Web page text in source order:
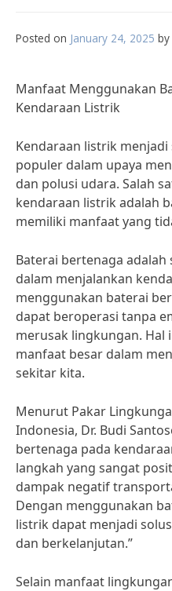
Posted on January 24, 2025 by
Manfaat Menggunakan
Kendaraan Listrik
Kendaraan listrik
populer dalam upaya
dan polusi udara. Salah
kendaraan listrik adalah
memiliki manfaat yang
Baterai bertenaga
dalam menjalankan
menggunakan baterai
dapat beroperasi tanpa
merusak lingkungan.
manfaat besar dalam
sekitar kita.
Menurut Pakar
Indonesia, Dr. Budi
bertenaga pada
langkah yang sangat
dampak negatif
Dengan menggunakan
listrik dapat menjadi
dan berkelanjutan.”
Selain manfaat